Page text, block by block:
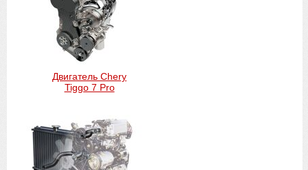
Двигатель Chery
Tiggo 7 Pro